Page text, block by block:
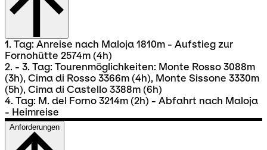
1. Tag: Anreise nach Maloja 1810m - Aufstieg zur
Fornohütte 2574m (4h)
2. - 3. Tag: Tourenmöglichkeiten: Monte Rosso 3088m
(3h), Cima di Rosso 3366m (4h), Monte Sissone 3330m
(5h), Cima di Castello 3388m (6h)
4. Tag: M. del Forno 3214m (2h) - Abfahrt nach Maloja
- Heimreise
Anforderungen